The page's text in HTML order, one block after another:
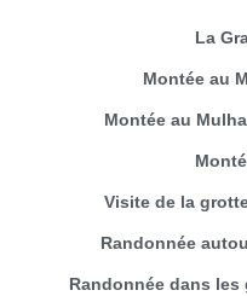
La
Montée au
Montée au
Visite de la
Randonnée
Randonnée dans les